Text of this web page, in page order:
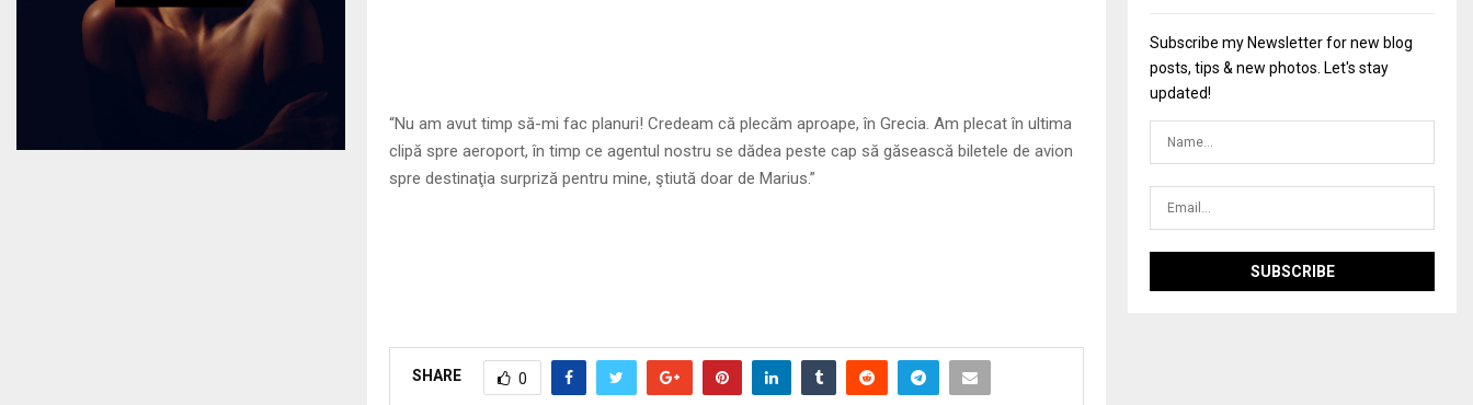
“Nu am avut timp să-mi fac planuri! Credeam că plecăm aproape, în Grecia. Am plecat în ultima
clipă spre aeroport, în timp ce agentul nostru se dădea peste cap să găsească biletele de avion
spre destinaţia surpriză pentru mine, ştiută doar de Marius.”
SHARE 0
Subscribe my Newsletter for new blog
posts, tips & new photos. Let's stay
updated!